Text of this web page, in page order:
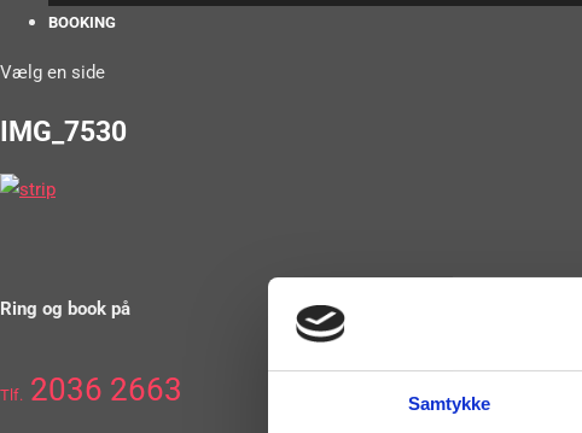
Samtykke
BOOKING
Vælg en side
IMG_7530
Ring og book på
Tlf. 2036 2663